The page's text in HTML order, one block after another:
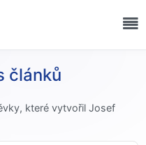
článků
které vytvořil Josef